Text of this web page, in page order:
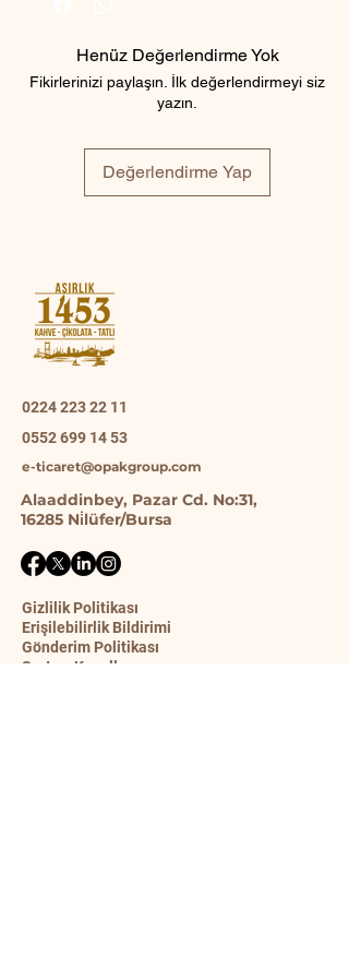
Henüz Değerlendirme Yok
Fikirlerinizi paylaşın. İlk değerlendirmeyi siz
yazın.
Değerlendirme Yap
0224 223 22 11
0552 699 14 53
e-ticaret@opakgroup.com
Alaaddinbey, Pazar Cd. No:31,
16285 Ni̇lüfer/Bursa
Gizlilik Politikası
Erişilebilirlik Bildirimi
Gönderim Politikası
Şart ve Koşullar